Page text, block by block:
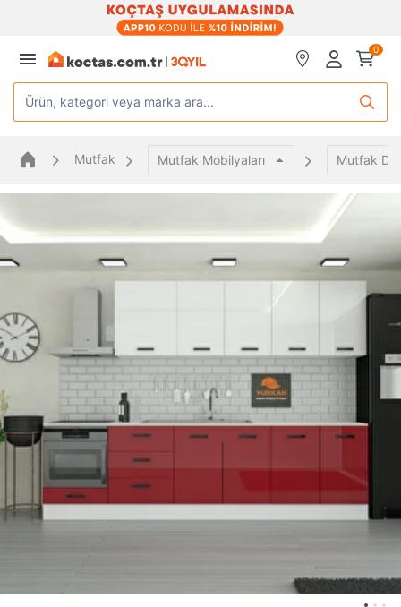
0
Ürün, kategori veya marka ara...
Mutfak Mutfak Mobilyaları Mutfak